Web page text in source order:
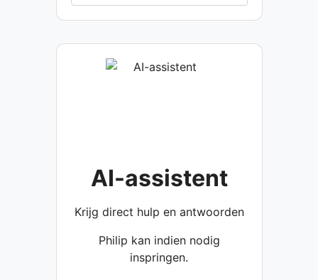
AI-assistent
Krijg direct hulp en antwoorden
Philip kan indien nodig
inspringen.